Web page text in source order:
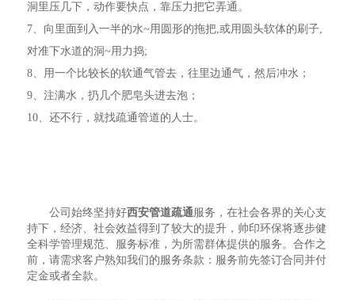
洞里压几下，动作要快点，靠压力把它弄通。
7、向里面到入一半的水~用圆形的拖把,或用圆头软体的刷子,
对准下水道的洞~用力捣;
8、用一个比较长的软通气管去，往里边通气，然后冲水；
9、注满水，扔几个肥皂头进去泡；
10、还不行，就找疏通管道的人士。
公司始终坚持好西安管道疏通服务，在社会各界的关心支
持下，经济、社会效益得到了较大的提升，帅印环保将逐步健
全科学管理规范、服务标准，为所需群体提供的服务。合作之
前，请需求客户熟知我们的服务条款：服务前先签订合同并付
定金或者全款。